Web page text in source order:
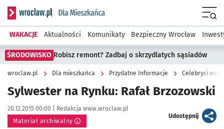
Serwis informacyjny wroclaw.pl podserwis: Dla mieszkańca
WAKACJE Aktualności Komunikaty Bezpieczny Wrocław
ŚRODOWISKO Robisz remont? Zadbaj o skrzydlatych sąsiadów
wroclaw.pl Dla mieszkańca Przydatne Informacje Celebryci we
Sylwester na Rynku: Rafał Brzozowski
Data publikacji:
20.12.2015 00:00 | Autor:
Redakcja www.wroclaw.pl
Materiał archiwalny
Udostępnijartykuł